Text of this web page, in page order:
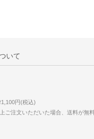
いて
円(税込)
ご注文いただいた場合、送料が無